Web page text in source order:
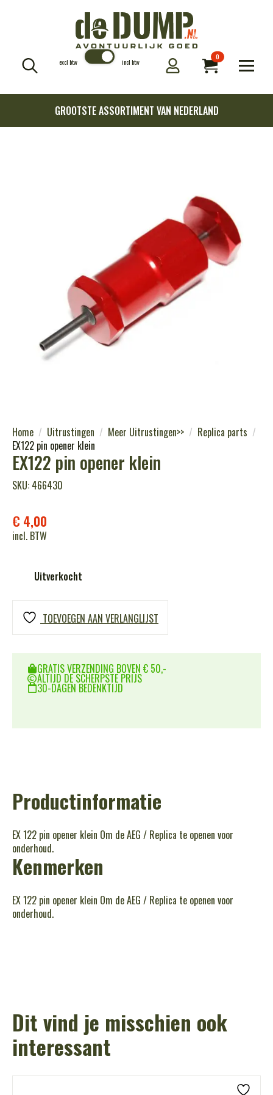
excl btw incl btw
0
GROOTSTE ASSORTIMENT VAN NEDERLAND
Home Uitrustingen Meer Uitrustingen>>
Replica parts
EX122 pin opener klein
EX122 pin opener klein
SKU: 466430
€ 4,00
incl. BTW
Uitverkocht
TOEVOEGEN AAN VERLANGLIJST
GRATIS VERZENDING BOVEN € 50,-
ALTIJD DE SCHERPSTE PRIJS
30-DAGEN BEDENKTIJD
Productinformatie
EX 122 pin opener klein Om de AEG / Replica te openen voor
onderhoud.
Kenmerken
EX 122 pin opener klein Om de AEG / Replica te openen voor
onderhoud.
Dit vind je misschien ook
interessant